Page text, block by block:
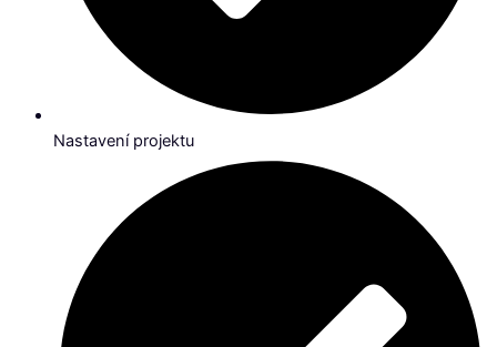
Nastavení projektu